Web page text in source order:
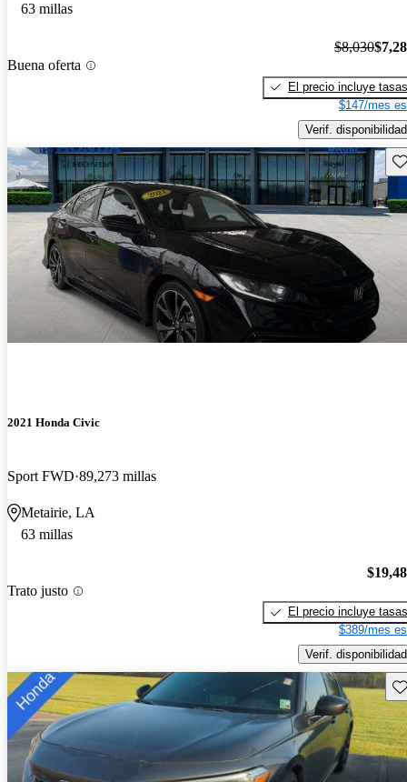
63 millas
Buena oferta
$8,030
El precio incluye tasas
$147/mes
Verif. disponibilidad
2021 Honda Civic
Sport FWD 89,273 millas
Metairie, LA
63 millas
Trato justo
El precio incluye tasas
$389/mes
Verif. disponibilidad